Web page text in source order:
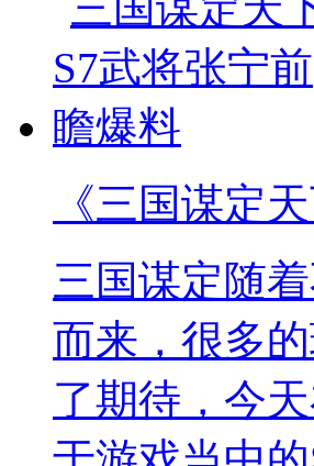
《三国谋定
三国谋定随
而来，很多
了期待，今